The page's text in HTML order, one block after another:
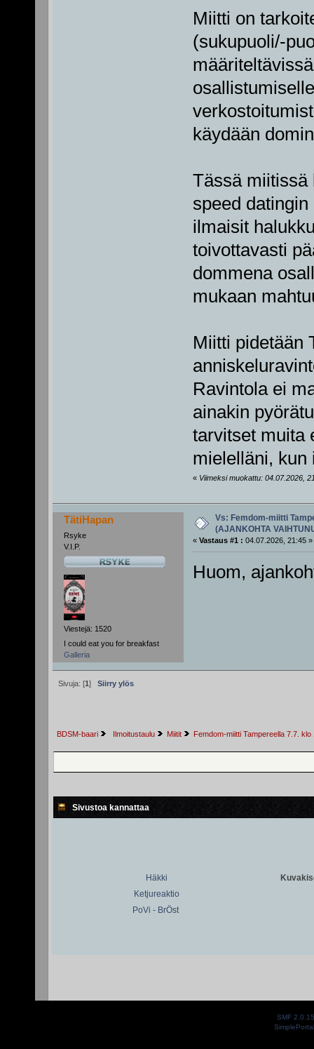
Miitti on
(sukupuoli/-
käydään
Tässä miitissä
speed
ilmaisit
toivottavasti
dommena
mukaan
Miitti pidetään
Ravintola ei
ainakin
tarvitset muita
mielelläni, kun
« Viimeksi muokattu: 04.07.2026,
TätiHapan
Rsyke
V.I.P.
Viestejä: 1520
I could eat you for breakfast
Galleria
Vs: Femdom-miitti
(AJANKOHTA
« Vastaus #1 : 04.07.2026, 21:45 »
Huom,
Sivuja: [1] Siirry ylös
BDSM-baari Ilmoitustaulu Miitit Femdom-miitti Tampereella 7.7.
Sivustoa kannattaa
Häkki
Ketjureaktio
PoVi - BrÖst
SMF 2.0.15